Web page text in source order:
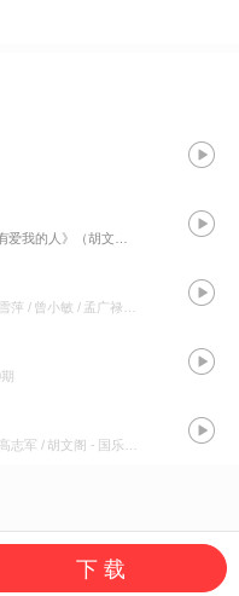
人》（胡文阁演唱）
/ 孟广禄 / 王珮瑜 / 胡文阁
志军 / 胡文阁 - 国乐大典第三季 第十三期
下 载